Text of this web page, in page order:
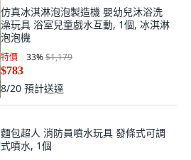
仿真冰淇淋泡泡製造機 嬰幼兒沐浴洗
澡玩具 浴室兒童戲水互動, 1個, 冰淇淋
泡泡機
特價 33%$1,179
$783
8/20 預計送達
麵包超人 消防員噴水玩具 發條式可調
式噴水, 1個